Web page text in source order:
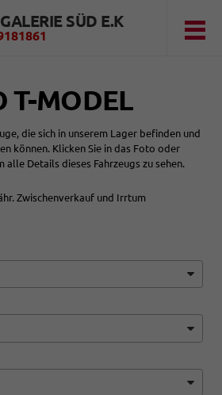
SÜD E.K
T-MODEL
die sich in unserem Lager befinden und
können. Klicken Sie in das Foto oder
alle Details dieses Fahrzeugs zu sehen.
Zwischenverkauf und Irrtum